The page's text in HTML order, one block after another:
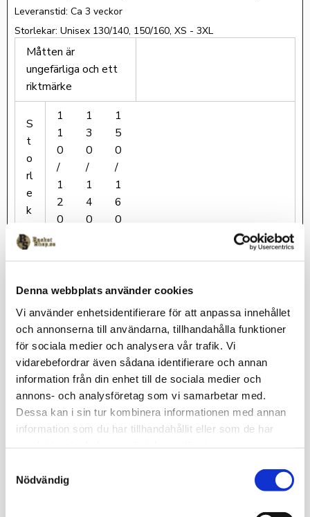
Denna webbplats använder cookies
Vi använder enhetsidentifierare för att anpassa innehållet
och annonserna till användarna, tillhandahålla funktioner
för sociala medier och analysera vår trafik. Vi
vidarebefordrar även sådana identifierare och annan
information från din enhet till de sociala medier och
annons- och analysföretag som vi samarbetar med.
Dessa kan i sin tur kombinera informationen med annan
information som du har tillhandahållit eller som de har
Nödvändig
Leveranstid: Ca 3 veckor
Storlekar: Unisex 130/140, 150/160, XS - 3XL
Måtten är
ungefärliga och ett
riktmärke
S
t
o
rl
e
k
1
1
0
/
1
2
0
1
3
0
/
1
4
0
1
5
0
/
1
6
0
B
o
l
e
n
g
t
h
5
2
5
8
6
4
1
/
C
3